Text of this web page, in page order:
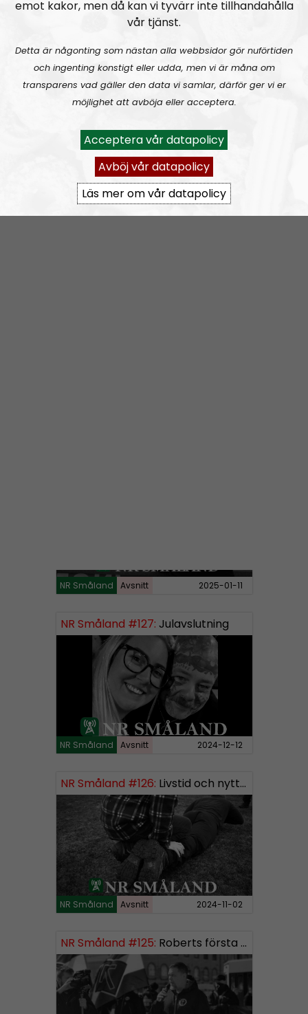
blad.
Prenumerera på NR Småland medRSS
RSS:https://nordiskradio.se/?format=mp3-
rss&show=nr-smland
NR Småland #130:Tillbakablicken.
NR Småland Avsnitt 2025-01-11
NR Småland #127: Julavslutning
NR Småland Avsnitt 2024-12-12
NR Småland #126: Livstid och nytt segment
NR Småland Avsnitt 2024-11-02
NR Småland #125: Roberts första burk mjukmedel
emot kakor, men då kan vi tyvärr inte tillhandahålla
vår tjänst.
Detta är någonting som nästan alla webbsidor gör nuförtiden
och ingenting konstigt eller udda, men vi är måna om
transparens vad gäller den data vi samlar, därför ger vi er
möjlighet att avböja eller acceptera.
Acceptera vår datapolicy
Avböj vår datapolicy
Läs mer om vår datapolicy